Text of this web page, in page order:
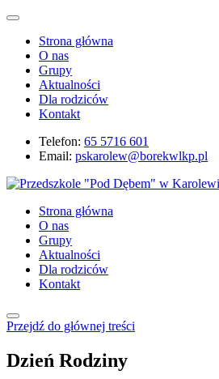
Strona główna
O nas
Grupy
Aktualności
Dla rodziców
Kontakt
Telefon: 65 5716 601
Email: pskarolew@borekwlkp.pl
Strona główna
O nas
Grupy
Aktualności
Dla rodziców
Kontakt
Przejdź do głównej treści
Dzień Rodziny